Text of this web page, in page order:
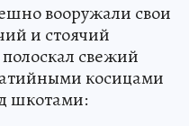
вооружали свои
и стоячий
свежий
косицами
шкотами: